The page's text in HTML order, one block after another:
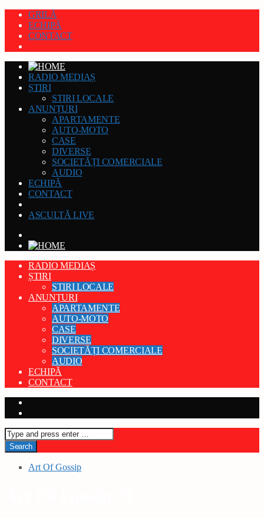
GRILĂ
ECHIPĂ
CONTACT
RADIO MEDIAȘ
ȘTIRI
STIRI LOCALE
ANUNȚURI
APARTAMENTE
AUTO-MOTO
CASE
DIVERSE
SOCIETĂȚI COMERCIALE
AUDIO
ECHIPĂ
CONTACT
ASCULTĂ LIVE
RADIO MEDIAȘ
ȘTIRI
STIRI LOCALE
ANUNȚURI
APARTAMENTE
AUTO-MOTO
CASE
DIVERSE
SOCIETĂȚI COMERCIALE
AUDIO
ECHIPĂ
CONTACT
Art Of Gossip